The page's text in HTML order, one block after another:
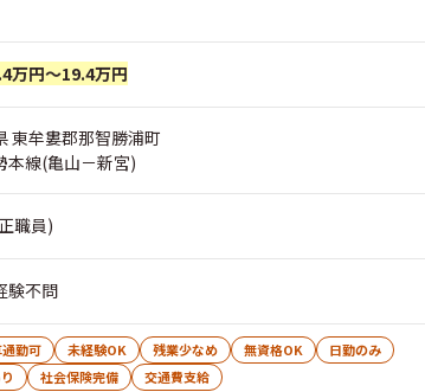
万円～19.4万円
東牟婁郡那智勝浦町
本線(亀山－新宮)
職員)
験不問
勤可 未経験OK 残業少なめ 無資格OK
日勤のみ
社会保険完備 交通費支給